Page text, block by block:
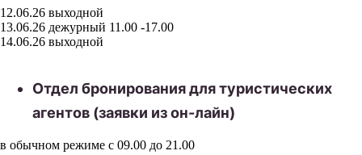
12.06.26 выходной
13.06.26 дежурный 11.00 -17.00
14.06.26 выходной
Отдел бронирования для туристических
агентов (заявки из он-лайн)
в обычном режиме с 09.00 до 21.00